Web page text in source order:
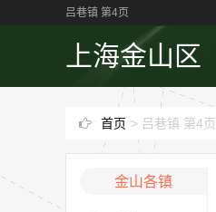
吕巷镇 第4页
上海金山区
首页 > 吕巷镇 第4页
金山各镇